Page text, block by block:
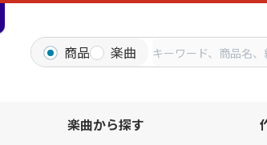
商品 楽曲
楽曲から探す